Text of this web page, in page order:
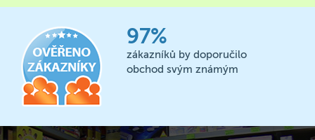
97%
zákazníků by doporučilo
obchod svým známým